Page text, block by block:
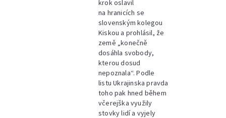
krok oslavil
na hranicích se
slovenským kolegou
Kiskou a prohlásil, že
země „konečně
dosáhla svobody,
kterou dosud
nepoznala“. Podle
listu Ukrajinska pravda
toho pak hned během
včerejška využily
stovky lidí a vyjely